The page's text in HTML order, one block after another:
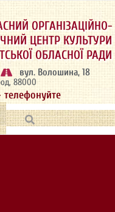
ОРГАНІЗАЦІЙНО-
ЦЕНТР КУЛЬТУРИ
ОБЛАСНОЇ РАДИ
вул. Волошина, 18
88000
телефонуйте